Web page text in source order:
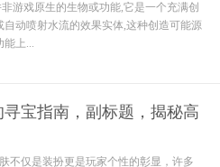
游戏原生的生物或功能,它是一个充满创
动喷射水流的效果实体,这种创造可能源
能上...
宝指南，副标题，揭秘高
不仅是装扮更是玩家个性的彰显，许多